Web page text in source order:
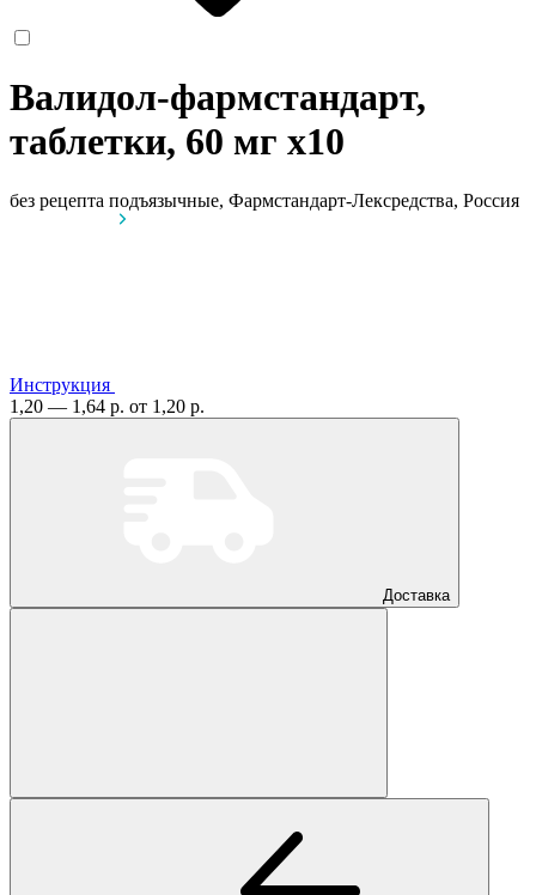
Валидол-фармстандарт,
таблетки, 60 мг x10
без рецепта подъязычные, Фармстандарт-Лексредства, Россия
Инструкция
1,20 — 1,64 р. от 1,20 р.
Доставка